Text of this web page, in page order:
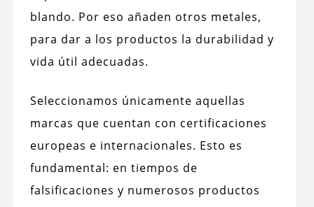
blando. Por eso añaden otros metales,
para dar a los productos la durabilidad y
vida útil adecuadas.
Seleccionamos únicamente aquellas
marcas que cuentan con certificaciones
europeas e internacionales. Esto es
fundamental: en tiempos de
falsificaciones y numerosos productos